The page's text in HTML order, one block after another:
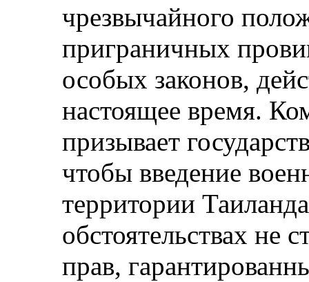
чрезвычайного
приграничных
особых законов,
настоящее время.
призывает
чтобы введение
территории
обстоятельствах не
прав,